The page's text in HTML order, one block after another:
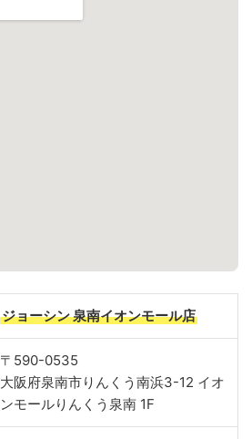
ジョーシン 泉南イオンモール店
〒590-0535
大阪府泉南市りんくう南浜3-12 イオ
ンモールりんくう泉南 1F